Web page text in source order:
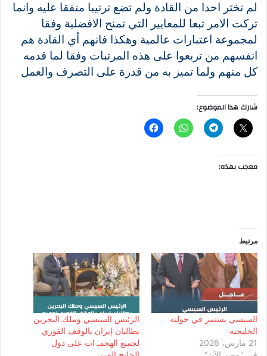
لم تختر احدا من القادة ولم تضع ترتيبا متفقا عليه وانما
تركت الامر تبعا للمعايير التي تمنح الافضلية وفقا
لمجموعة اعتبارات عالمية وهكذا فانهم أي القادة هم
انفسهم من تربعوا على هذه المرتبات وفقا لما قدمه
كل منهم ولما تميز به من قدرة على التصرف والعمل
شارك هذا الموضوع:
معجب بهذه:
مرتبط
السيسي يستمر في جولته
الخليجية
21 مارس، 2026
الرئيس السيسي وملك البحرين
يطالبان إيران بالوقف الفوري
لجميع الهجمـ ات على دول